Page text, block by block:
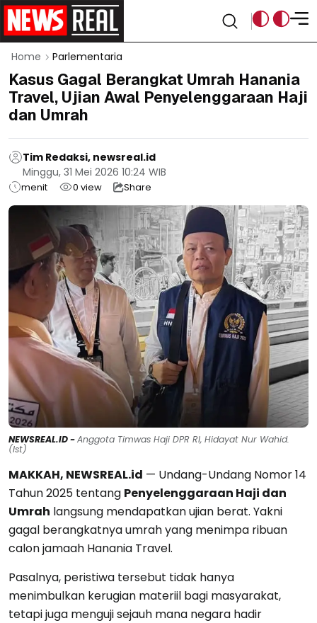
Home Parlementaria
Kasus Gagal Berangkat Umrah Hanania
Travel, Ujian Awal Penyelenggaraan Haji
dan Umrah
Tim Redaksi, newsreal.id
Minggu, 31 Mei 2026 10:24 WIB
menit 0 view Share
NEWSREAL.ID -Anggota Timwas Haji DPR RI, Hidayat Nur Wahid.
(Ist)
MAKKAH, NEWSREAL.id — Undang-Undang Nomor 14
Tahun 2025 tentang Penyelenggaraan Haji dan
Umrah langsung mendapatkan ujian berat. Yakni
gagal berangkatnya umrah yang menimpa ribuan
calon jamaah Hanania Travel.
Pasalnya, peristiwa tersebut tidak hanya
menimbulkan kerugian materiil bagi masyarakat,
tetapi juga menguji sejauh mana negara hadir